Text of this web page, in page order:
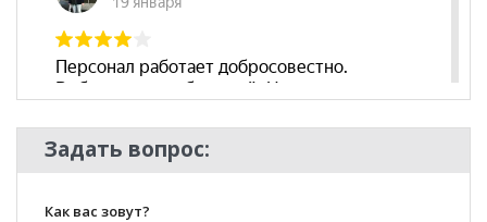
Комната
Прихожая, Гостиная
Задать вопрос:
Как вас зовут?